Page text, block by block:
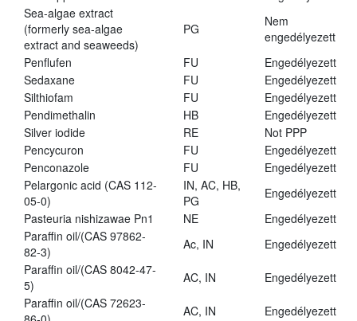
Sea-algae extract
(formerly sea-algae
extract and seaweeds)
PG
Nem
engedélyezett
Penflufen
FU
Engedélyezett
Sedaxane
FU
Engedélyezett
Silthiofam
FU
Engedélyezett
Pendimethalin
HB
Engedélyezett
Silver iodide
RE
Not PPP
Pencycuron
FU
Engedélyezett
Penconazole
FU
Engedélyezett
Pelargonic acid (CAS 112-
05-0)
IN, AC, HB,
PG
Engedélyezett
Pasteuria nishizawae Pn1
NE
Engedélyezett
Paraffin oil/(CAS 97862-
82-3)
Ac, IN
Engedélyezett
Paraffin oil/(CAS 8042-47-
5)
AC, IN
Engedélyezett
Paraffin oil/(CAS 72623-
AC, IN
Engedélyezett